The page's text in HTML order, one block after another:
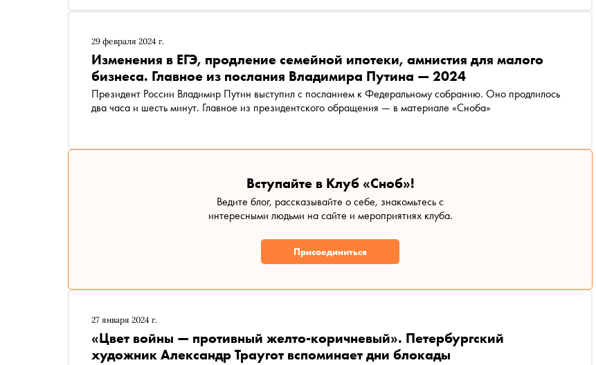
29 февраля 2024 г.
Изменения в ЕГЭ, продление семейной ипотеки, амнистия для малого
бизнеса. Главное из послания Владимира Путина — 2024
Президент России Владимир Путин выступил с посланием к Федеральному собранию. Оно продлилось
два часа и шесть минут. Главное из президентского обращения — в материале «Сноба»
Вступайте в Клуб «Сноб»!
Ведите блог, рассказывайте о себе, знакомьтесь с
интересными людьми на сайте и мероприятиях клуба.
Присоединиться
27 января 2024 г.
«Цвет войны — противный желто-коричневый». Петербургский
художник Александр Траугот вспоминает дни блокады